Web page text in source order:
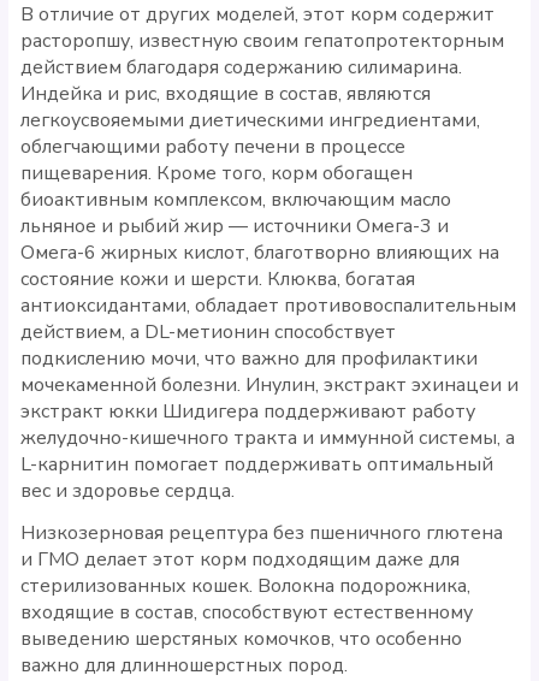
В отличие от других моделей, этот корм содержит
расторопшу, известную своим гепатопротекторным
действием благодаря содержанию силимарина.
Индейка и рис, входящие в состав, являются
легкоусвояемыми диетическими ингредиентами,
облегчающими работу печени в процессе
пищеварения. Кроме того, корм обогащен
биоактивным комплексом, включающим масло
льняное и рыбий жир — источники Омега-3 и
Омега-6 жирных кислот, благотворно влияющих на
состояние кожи и шерсти. Клюква, богатая
антиоксидантами, обладает противовоспалительным
действием, а DL-метионин способствует
подкислению мочи, что важно для профилактики
мочекаменной болезни. Инулин, экстракт эхинацеи и
экстракт юкки Шидигера поддерживают работу
желудочно-кишечного тракта и иммунной системы, а
L-карнитин помогает поддерживать оптимальный
вес и здоровье сердца.
Низкозерновая рецептура без пшеничного глютена
и ГМО делает этот корм подходящим даже для
стерилизованных кошек. Волокна подорожника,
входящие в состав, способствуют естественному
выведению шерстяных комочков, что особенно
важно для длинношерстных пород.